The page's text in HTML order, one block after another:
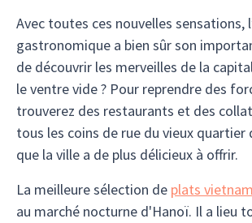
Avec toutes ces nouvelles sensations,
gastronomique a bien sûr son
de découvrir les merveilles de la
le ventre vide ? Pour reprendre des
trouverez des restaurants et des
tous les coins de rue du vieux quartier
que la ville a de plus délicieux à offrir.
La meilleure sélection de plats
au marché nocturne d'Hanoï. Il a lieu